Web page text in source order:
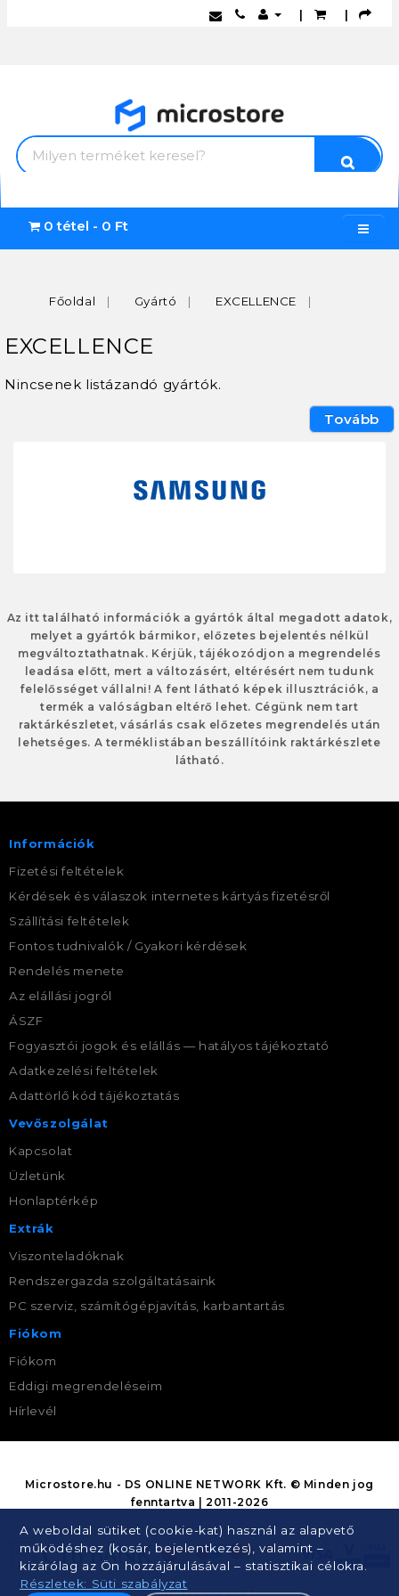
| |
0 tétel - 0 Ft
Főoldal Gyártó EXCELLENCE
EXCELLENCE
Nincsenek listázandó gyártók.
Tovább
Az itt található információk a gyártók által megadott adatok,
melyet a gyártók bármikor, előzetes bejelentés nélkül
megváltoztathatnak. Kérjük, tájékozódjon a megrendelés
leadása előtt, mert a változásért, eltérésért nem tudunk
felelősséget vállalni! A fent látható képek illusztrációk, a
termék a valóságban eltérő lehet. Cégünk nem tart
raktárkészletet, vásárlás csak előzetes megrendelés után
lehetséges. A terméklistában beszállítóink raktárkészlete
látható.
Információk
Fizetési feltételek
Kérdések és válaszok internetes kártyás fizetésről
Szállítási feltételek
Fontos tudnivalók / Gyakori kérdések
Rendelés menete
Az elállási jogról
ÁSZF
Fogyasztói jogok és elállás — hatályos tájékoztató
Adatkezelési feltételek
Adattörlő kód tájékoztatás
Vevőszolgálat
Kapcsolat
Üzletünk
Honlaptérkép
Extrák
Viszonteladóknak
Rendszergazda szolgáltatásaink
PC szerviz, számítógépjavítás, karbantartás
Fiókom
Fiókom
Eddigi megrendeléseim
Hírlevél
A weboldal sütiket (cookie-kat) használ az alapvető
működéshez (kosár, bejelentkezés), valamint –
kizárólag az Ön hozzájárulásával – statisztikai célokra.
Részletek: Süti szabályzat
Microstore.hu - DS ONLINE NETWORK Kft. © Minden jog
fenntartva | 2011-2026